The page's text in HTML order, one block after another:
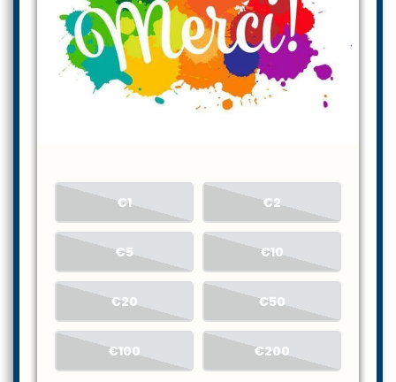
€1 €2
€5 €10
€20 €50
€100 €200